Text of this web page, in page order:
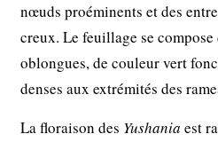
nœuds proéminents et des
creux. Le feuillage se
oblongues, de couleur vert
denses aux extrémités des
La floraison des Yushania est